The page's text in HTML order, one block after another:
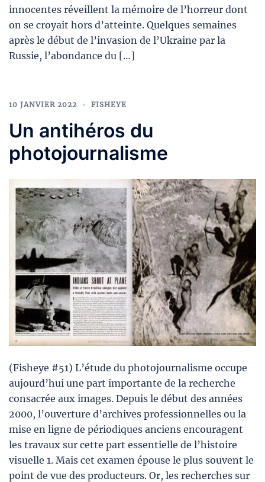
innocentes réveillent la mémoire de l’horreur dont
on se croyait hors d’atteinte. Quelques semaines
après le début de l’invasion de l’Ukraine par la
Russie, l’abondance du […]
10 JANVIER 2022 FISHEYE
Un antihéros du
photojournalisme
(Fisheye #51) L’étude du photojournalisme occupe
aujourd’hui une part importante de la recherche
consacrée aux images. Depuis le début des années
2000, l’ouverture d’archives professionnelles ou la
mise en ligne de périodiques anciens encouragent
les travaux sur cette part essentielle de l’histoire
visuelle 1. Mais cet examen épouse le plus souvent le
point de vue des producteurs. Or, les recherches sur